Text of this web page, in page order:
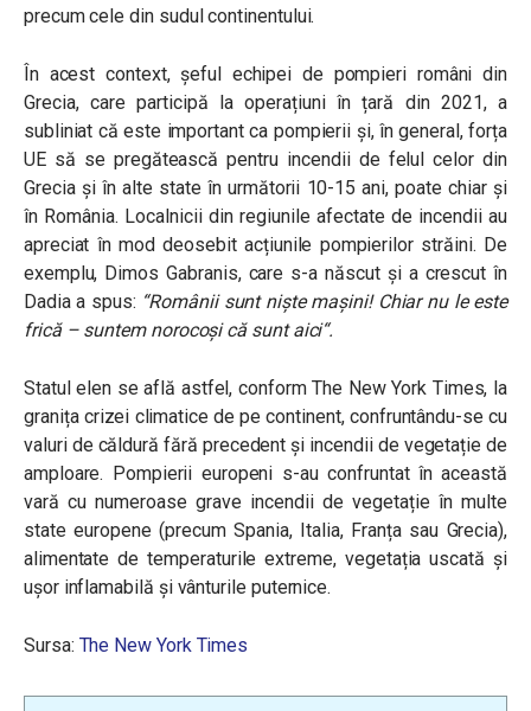
precum cele din sudul continentului.
În acest context, șeful echipei de pompieri români din
Grecia, care participă la operațiuni în țară din 2021, a
subliniat că este important ca pompierii și, în general, forța
UE să se pregătească pentru incendii de felul celor din
Grecia și în alte state în următorii 10-15 ani, poate chiar și
în România. Localnicii din regiunile afectate de incendii au
apreciat în mod deosebit acțiunile pompierilor străini. De
exemplu, Dimos Gabranis, care s-a născut și a crescut în
Dadia a spus: “Românii sunt niște mașini! Chiar nu le este
frică – suntem norocoși că sunt aici“.
Statul elen se află astfel, conform The New York Times, la
granița crizei climatice de pe continent, confruntându-se cu
valuri de căldură fără precedent și incendii de vegetație de
amploare. Pompierii europeni s-au confruntat în această
vară cu numeroase grave incendii de vegetație în multe
state europene (precum Spania, Italia, Franța sau Grecia),
alimentate de temperaturile extreme, vegetația uscată și
ușor inflamabilă și vânturile puternice.
Sursa: The New York Times